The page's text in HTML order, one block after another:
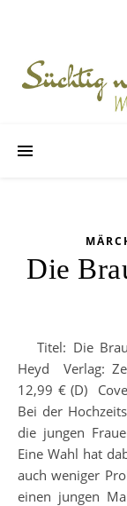
Die
Titel: Die Braut des blauen Raben Autor/in: Mariella
Heyd Verlag:
12,99 € (D)
Bei der
die jungen
Eine Wahl hat
auch weniger
einen jungen